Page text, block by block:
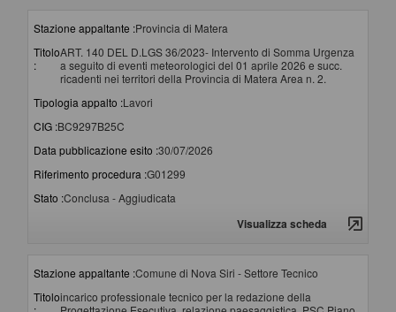
Stazione appaltante :Provincia di Matera
Titolo
:
ART. 140 DEL D.LGS 36/2023- Intervento di Somma Urgenza
a seguito di eventi meteorologici del 01 aprile 2026 e succ.
ricadenti nei territori della Provincia di Matera Area n. 2.
Tipologia appalto :Lavori
CIG :BC9297B25C
Data pubblicazione esito :30/07/2026
Riferimento procedura :G01299
Stato :Conclusa - Aggiudicata
Visualizza scheda
Stazione appaltante :Comune di Nova Siri - Settore Tecnico
Titoloincarico professionale tecnico per la redazione della